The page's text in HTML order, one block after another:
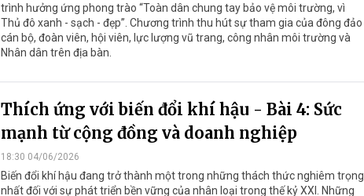
trình hưởng ứng phong trào “Toàn dân chung tay bảo vệ môi trường, vì
Thủ đô xanh - sạch - đẹp”. Chương trình thu hút sự tham gia của đông đảo
cán bộ, đoàn viên, hội viên, lực lượng vũ trang, công nhân môi trường và
Nhân dân trên địa bàn.
Thích ứng với biến đổi khí hậu - Bài 4: Sức
mạnh từ cộng đồng và doanh nghiệp
18:30 04/06/2026
Biến đổi khí hậu đang trở thành một trong những thách thức nghiêm trọng
nhất đối với sự phát triển bền vững của nhân loại trong thế kỷ XXI. Những